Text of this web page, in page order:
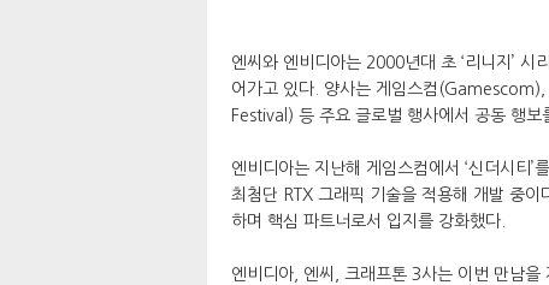
엔씨와 엔비디아는 2000년대 초 ‘리니지’ 시
어가고 있다. 양사는 게임스컴
Festival) 등 주요 글로벌 행사에서 공동 행보
엔비디아는 지난해 게임스컴에서 ‘신더시티’
최첨단 RTX 그래픽 기술을 적용해 개발 중
하며 핵심 파트너로서 입지를 강화했다.
엔비디아, 엔씨, 크래프톤 3사는 이번 만남을